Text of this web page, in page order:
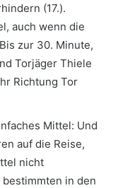
(17.).
auch wenn die
zur 30. Minute,
Torjäger Thiele
Richtung Tor
Mittel: Und
auf die Reise,
nicht
in den